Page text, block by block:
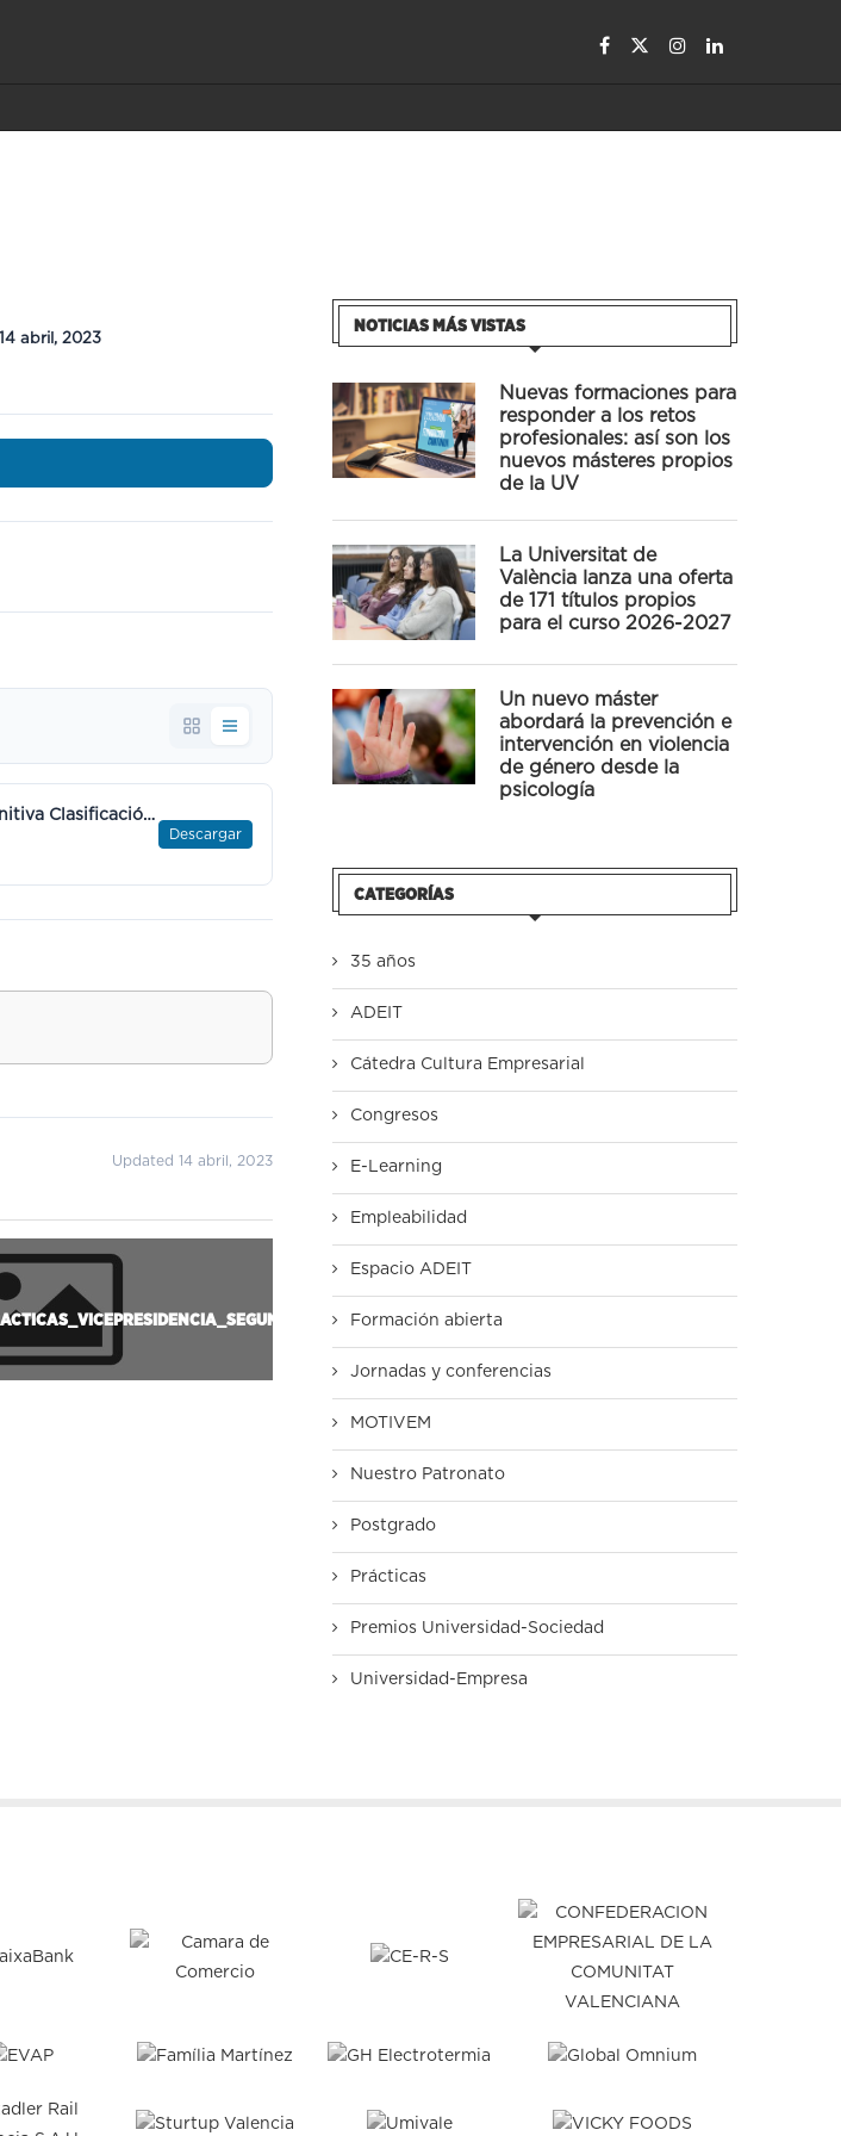
14 abril, 2023
BOL-EMP-2022-01 - OF 1º ADM - Tercera Actualización Resolución Definitiva Clasificación decreciente de candidaturas 14IV23.pdf
Descargar
Updated 14 abril, 2023
SIGUIENTE
NOTICIAS MÁS VISTAS
Nuevas formaciones para
responder a los retos
profesionales: así son los
nuevos másteres propios
de la UV
La Universitat de
València lanza una oferta
de 171 títulos propios
para el curso 2026-2027
Un nuevo máster
abordará la prevención e
intervención en violencia
de género desde la
psicología
CATEGORÍAS
35 años
ADEIT
Cátedra Cultura Empresarial
Congresos
E-Learning
Empleabilidad
Espacio ADEIT
Formación abierta
Jornadas y conferencias
MOTIVEM
Nuestro Patronato
Postgrado
Prácticas
Premios Universidad-Sociedad
Universidad-Empresa